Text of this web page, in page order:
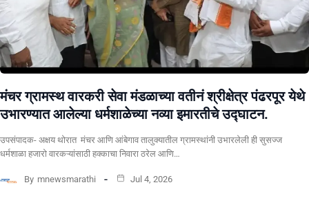
मंचर ग्रामस्थ वारकरी सेवा मंडळाच्या वतीनं श्रीक्षेत्र पंढरपूर येथे
उभारण्यात आलेल्या धर्मशाळेच्या नव्या इमारतीचे उद्घाटन.
उपसंपादक- अक्षय थोरात मंचर आणि आंबेगाव तालुक्यातील ग्रामस्थांनी उभारलेली ही सुसज्ज
धर्मशाळा हजारो वारकऱ्यांसाठी हक्काचा निवारा ठरेल आणि…
By mnewsmarathi Jul 4, 2026